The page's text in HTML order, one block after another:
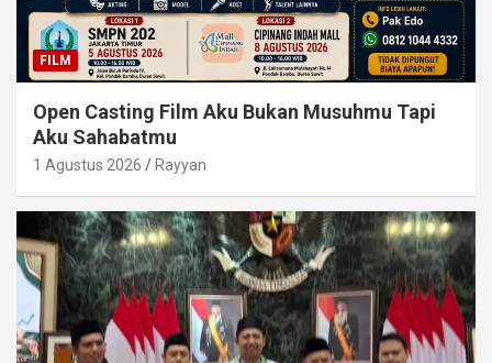
FILM
Open Casting Film Aku Bukan Musuhmu Tapi
Aku Sahabatmu
1 Agustus 2026 Rayyan